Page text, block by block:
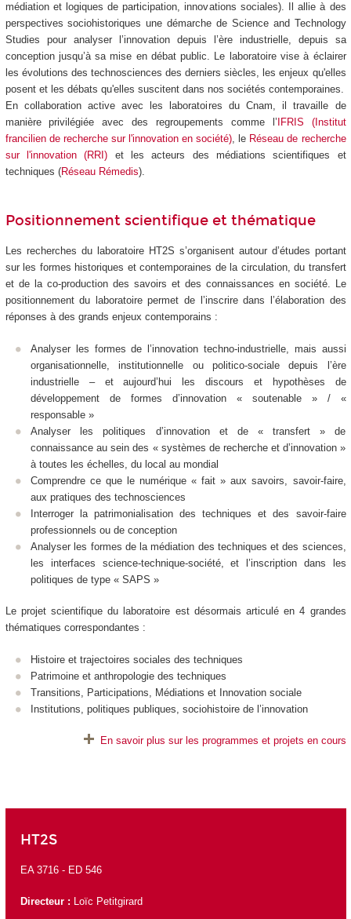
médiation et logiques de participation, innovations sociales). Il allie à des
perspectives sociohistoriques une démarche de Science and Technology
Studies pour analyser l’innovation depuis l’ère industrielle, depuis sa
conception jusqu’à sa mise en débat public. Le laboratoire vise à éclairer
les évolutions des technosciences des derniers siècles, les enjeux qu'elles
posent et les débats qu'elles suscitent dans nos sociétés contemporaines.
En collaboration active avec les laboratoires du Cnam, il travaille de
manière privilégiée avec des regroupements comme l’ IFRIS (Institut
francilien de recherche sur l'innovation en société), le Réseau de recherche
sur l'innovation (RRI) et les acteurs des médiations scientifiques et
techniques (Réseau Rémedis).
Positionnement scientifique et thématique
Les recherches du laboratoire HT2S s’organisent autour d’études portant
sur les formes historiques et contemporaines de la circulation, du transfert
et de la co-production des savoirs et des connaissances en société. Le
positionnement du laboratoire permet de l’inscrire dans l’élaboration des
réponses à des grands enjeux contemporains :
Analyser les formes de l’innovation techno-industrielle, mais aussi
organisationnelle, institutionnelle ou politico-sociale depuis l’ère
industrielle – et aujourd’hui les discours et hypothèses de
développement de formes d’innovation « soutenable » / «
responsable »
Analyser les politiques d’innovation et de « transfert » de
connaissance au sein des « systèmes de recherche et d’innovation »
à toutes les échelles, du local au mondial
Comprendre ce que le numérique « fait » aux savoirs, savoir-faire,
aux pratiques des technosciences
Interroger la patrimonialisation des techniques et des savoir-faire
professionnels ou de conception
Analyser les formes de la médiation des techniques et des sciences,
les interfaces science-technique-société, et l’inscription dans les
politiques de type « SAPS »
Le projet scientifique du laboratoire est désormais articulé en 4 grandes
thématiques correspondantes :
Histoire et trajectoires sociales des techniques
Patrimoine et anthropologie des techniques
Transitions, Participations, Médiations et Innovation sociale
Institutions, politiques publiques, sociohistoire de l’innovation
En savoir plus sur les programmes et projets en cours
HT2S
EA 3716 - ED 546
Directeur : Loïc Petitgirard